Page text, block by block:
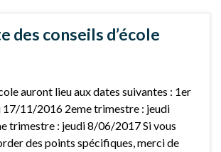
des conseils d’école
auront lieu aux dates suivantes : 1er
11/2016 2eme trimestre : jeudi
trimestre : jeudi 8/06/2017 Si vous
des points spécifiques, merci de